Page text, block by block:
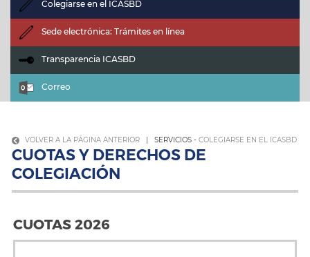
Colegiarse en el ICASBD
Sede electrónica: Trámites en línea
Transparencia ICASBD
Correo
VOLVER A LA PÁGINA ANTERIOR | SERVICIOS - COLEGIARSE EN EL ICASBD
CUOTAS Y DERECHOS DE
COLEGIACIÓN
CUOTAS 2026